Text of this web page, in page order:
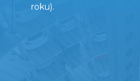
roku).